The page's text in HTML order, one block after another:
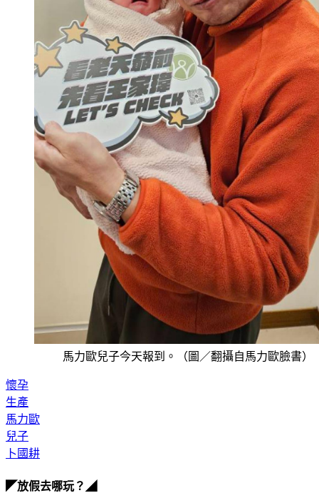
馬力歐兒子今天報到。（圖／翻攝自馬力歐臉書）
懷孕
生產
馬力歐
兒子
卜國耕
◤放假去哪玩？◢